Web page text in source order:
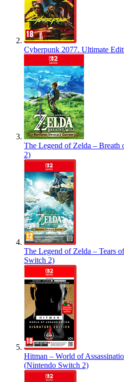
Cyberpunk 2077. Ultimate
The Legend of Zelda –
2)
The Legend of Zelda – Tears
Switch 2)
Hitman – World of
(Nintendo Switch 2)